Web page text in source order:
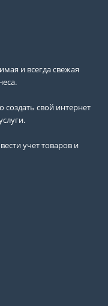
и всегда свежая
свой интернет
учет товаров и